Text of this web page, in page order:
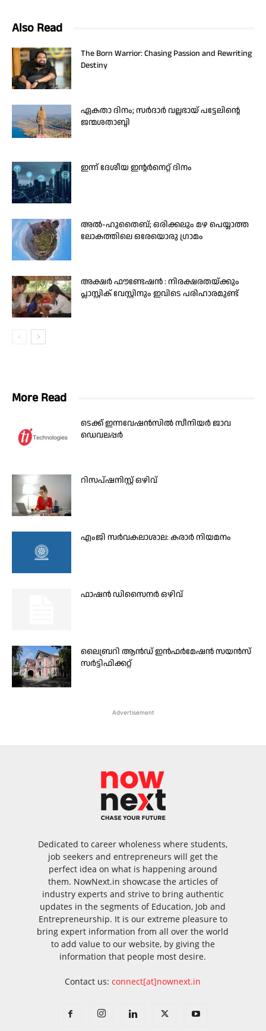
Also Read
The Born Warrior: Chasing Passion and Rewriting
Destiny
ഏകതാ ദിനം; സർദാർ വല്ലഭായ് പട്ടേലിന്റെ
ജന്മശതാബ്ദി
ഇന്ന് ദേശീയ ഇന്റർനെറ്റ് ദിനം
അൽ-ഹുതൈബ്; ഒരിക്കലും മഴ പെയ്യാത്ത
ലോകത്തിലെ ഒരേയൊരു ഗ്രാമം
അക്ഷർ ഫൗണ്ടേഷൻ : നിരക്ഷരതയ്ക്കും
പ്ലാസ്റ്റിക് വേസ്റ്റിനും ഇവിടെ പരിഹാരമുണ്ട്
More Read
ടെക്ക് ഇന്നവേഷൻസിൽ സീനിയർ ജാവ
ഡെവലപ്പർ
റിസപ്ഷനിസ്റ്റ് ഒഴിവ്
എംജി സർവകലാശാല: കരാർ നിയമനം
ഫാഷൻ ഡിസൈനർ ഒഴിവ്
ലൈബ്രറി ആൻഡ് ഇന്‍ഫര്‍മേഷന്‍ സയന്‍സ്
സര്‍ട്ടിഫിക്കറ്റ്
Advertisement
Dedicated to career wholeness where students,
job seekers and entrepreneurs will get the
perfect idea on what is happening around
them. NowNext.in showcase the articles of
industry experts and strive to bring authentic
updates in the segments of Education, Job and
Entrepreneurship. It is our extreme pleasure to
bring expert information from all over the world
to add value to our website, by giving the
information that people most desire.
Contact us:connect[at]nownext.in